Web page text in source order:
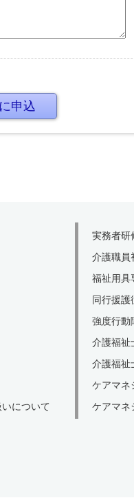
について
実務者研
介護職員
福祉用具
同行援護
強度行動
介護福祉
介護福祉
ケアマネ
ケアマネ